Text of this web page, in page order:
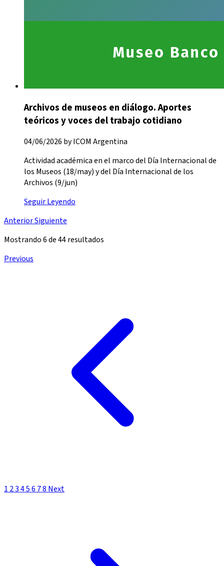
Archivos de museos en diálogo. Aportes
teóricos y voces del trabajo cotidiano
04/06/2026 by ICOM Argentina
Actividad académica en el marco del Día Internacional de
los Museos (18/may) y del Día Internacional de los
Archivos (9/jun)
Seguir Leyendo
AnteriorSiguiente
Mostrando6de44resultados
Previous
1 23456 78 Next